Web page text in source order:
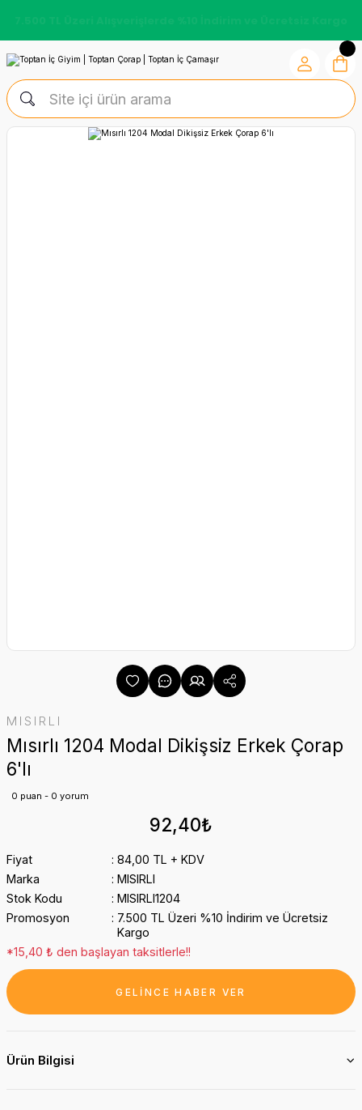
MISIRLI
Mısırlı 1204 Modal Dikişsiz Erkek Çorap
6'lı
0 puan - 0 yorum
92,40₺
Fiyat
84,00 TL + KDV
Marka
MISIRLI
Stok Kodu
MISIRLI1204
Promosyon
7.500 TL Üzeri %10 İndirim ve Ücretsiz
Kargo
*15,40 ₺ den başlayan taksitlerle!!
GELİNCE HABER VER
Ürün Bilgisi